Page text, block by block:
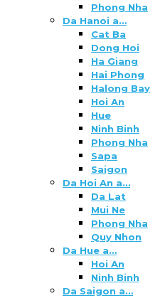
Phong Nha
Da Hanoi a…
Cat Ba
Dong Hoi
Ha Giang
Hai Phong
Halong Bay
Hoi An
Hue
Ninh Binh
Phong Nha
Sapa
Saigon
Da Hoi An a…
Da Lat
Mui Ne
Phong Nha
Quy Nhon
Da Hue a…
Hoi An
Ninh Binh
Da Saigon a…